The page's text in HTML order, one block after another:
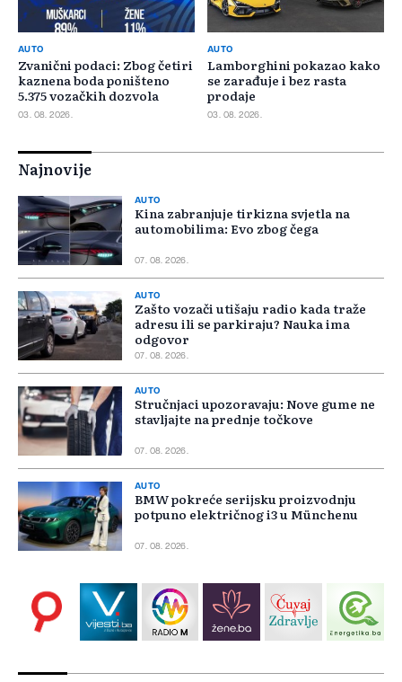
AUTO
Zvanični podaci: Zbog četiri
kaznena boda poništeno
5.375 vozačkih dozvola
03. 08. 2026.
AUTO
Lamborghini pokazao kako
se zarađuje i bez rasta
prodaje
03. 08. 2026.
Najnovije
AUTO
Kina zabranjuje tirkizna svjetla na
automobilima: Evo zbog čega
07. 08. 2026.
AUTO
Zašto vozači utišaju radio kada traže
adresu ili se parkiraju? Nauka ima
odgovor
07. 08. 2026.
AUTO
Stručnjaci upozoravaju: Nove gume ne
stavljajte na prednje točkove
07. 08. 2026.
AUTO
BMW pokreće serijsku proizvodnju
potpuno električnog i3 u Münchenu
07. 08. 2026.